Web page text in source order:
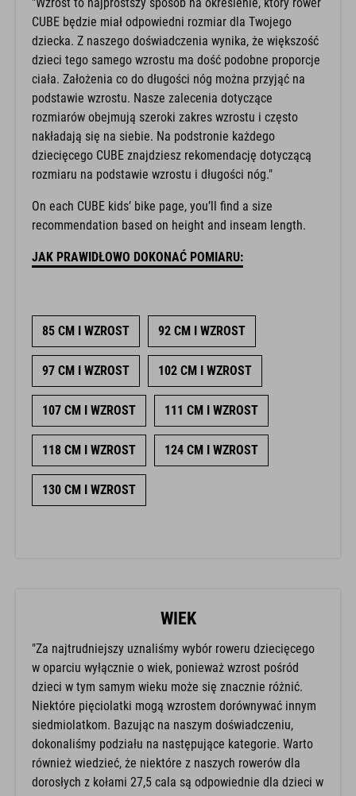
CUBE będzie miał odpowiedni rozmiar dla Twojego
dziecka. Z naszego doświadczenia wynika, że większość
dzieci tego samego wzrostu ma dość podobne proporcje
ciała. Założenia co do długości nóg można przyjąć na
podstawie wzrostu. Nasze zalecenia dotyczące
rozmiarów obejmują szeroki zakres wzrostu i często
nakładają się na siebie. Na podstronie każdego
dziecięcego CUBE znajdziesz rekomendację dotyczącą
rozmiaru na podstawie wzrostu i długości nóg."
On each CUBE kids’ bike page, you’ll find a size
recommendation based on height and inseam length.
JAK PRAWIDŁOWO DOKONAĆ POMIARU:
85 CM I WZROST 92 CM I WZROST
97 CM I WZROST 102 CM I WZROST
107 CM I WZROST 111 CM I WZROST
118 CM I WZROST 124 CM I WZROST
130 CM I WZROST
WIEK
"Za najtrudniejszy uznaliśmy wybór roweru dziecięcego
w oparciu wyłącznie o wiek, ponieważ wzrost pośród
dzieci w tym samym wieku może się znacznie różnić.
Niektóre pięciolatki mogą wzrostem dorównywać innym
siedmiolatkom. Bazując na naszym doświadczeniu,
dokonaliśmy podziału na następujące kategorie. Warto
również wiedzieć, że niektóre z naszych rowerów dla
dorosłych z kołami 27,5 cala są odpowiednie dla dzieci w